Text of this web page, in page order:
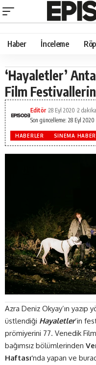
Haber İnceleme
‘Hayaletler’
Film
Son güncelleme: 28 Eyl 2020
Editör 28 Eyl 2020 2
HABERLER SINEMA
Azra Deniz Okyay’ın yazıp
üstlendiği Hayaletler‘in
prömiyerini 77. Venedik
bağımsız bölümlerinden
Haftası’nda yapan ve